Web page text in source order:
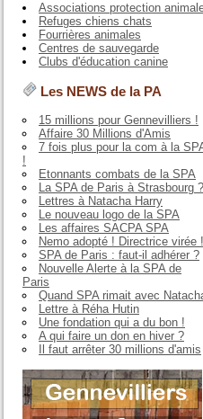
Associations protection
Refuges chiens chats
Fourrières animales
Centres de sauvegarde
Clubs d'éducation canine
Les NEWS de la PA
15 millions pour Gennevilliers !
Affaire 30 Millions d'Amis
7 fois plus pour la com à la
!
Etonnants combats de la SPA
La SPA de Paris à Strasbourg ?
Lettres à Natacha Harry
Le nouveau logo de la SPA
Les affaires SACPA SPA
Nemo adopté ! Directrice virée !
SPA de Paris : faut-il adhérer ?
Nouvelle Alerte à la SPA de
Paris
Quand SPA rimait avec
Lettre à Réha Hutin
Une fondation qui a du bon !
A qui faire un don en hiver ?
Il faut arrêter 30 millions d'amis